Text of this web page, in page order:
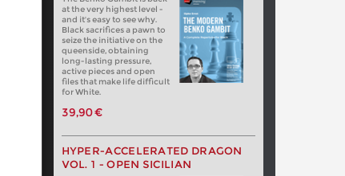
at the very highest level -
and it's easy to see why.
Black sacrifices a pawn to
seize the initiative on the
queenside, obtaining
long-lasting pressure,
active pieces and open
files that make life difficult
for White.
39,90 €
HYPER-ACCELERATED DRAGON
VOL. 1 - OPEN SICILIAN